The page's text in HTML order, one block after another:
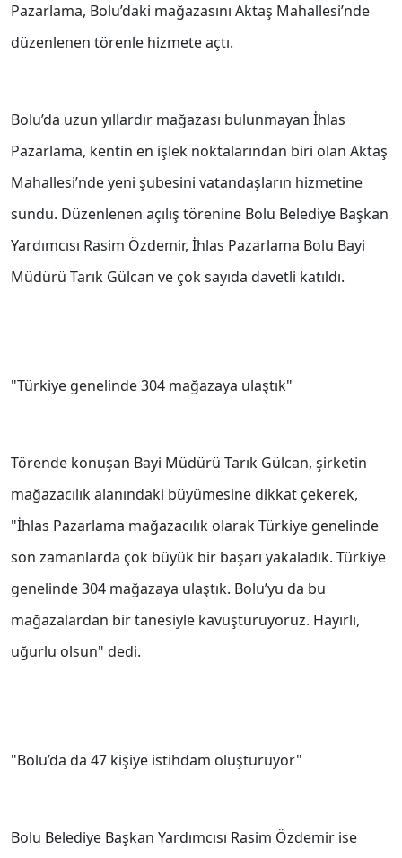
Pazarlama, Bolu’daki mağazasını Aktaş Mahallesi’nde
düzenlenen törenle hizmete açtı.
Bolu’da uzun yıllardır mağazası bulunmayan İhlas
Pazarlama, kentin en işlek noktalarından biri olan Aktaş
Mahallesi’nde yeni şubesini vatandaşların hizmetine
sundu. Düzenlenen açılış törenine Bolu Belediye Başkan
Yardımcısı Rasim Özdemir, İhlas Pazarlama Bolu Bayi
Müdürü Tarık Gülcan ve çok sayıda davetli katıldı.
"Türkiye genelinde 304 mağazaya ulaştık"
Törende konuşan Bayi Müdürü Tarık Gülcan, şirketin
mağazacılık alanındaki büyümesine dikkat çekerek,
"İhlas Pazarlama mağazacılık olarak Türkiye genelinde
son zamanlarda çok büyük bir başarı yakaladık. Türkiye
genelinde 304 mağazaya ulaştık. Bolu’yu da bu
mağazalardan bir tanesiyle kavuşturuyoruz. Hayırlı,
uğurlu olsun" dedi.
"Bolu’da da 47 kişiye istihdam oluşturuyor"
Bolu Belediye Başkan Yardımcısı Rasim Özdemir ise